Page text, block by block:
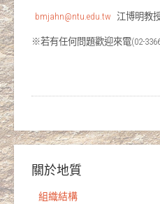
bmjahn@ntu.edu.tw 江博明教
※若有任何問題歡迎來電(02-
關於地質
組織結構